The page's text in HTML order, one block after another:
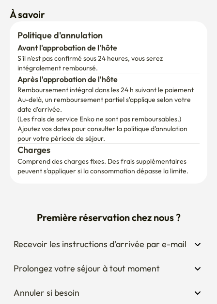
À savoir
Politique d'annulation
Avant l'approbation de l'hôte
S'il n'est pas confirmé sous 24 heures, vous serez
intégralement remboursé.
Après l'approbation de l'hôte
Remboursement intégral dans les 24 h suivant le paiement
Au-delà, un remboursement partiel s'applique selon votre
date d'arrivée.
(Les frais de service Enko ne sont pas remboursables.)
Ajoutez vos dates pour consulter la politique d'annulation
pour votre période de séjour.
Charges
Comprend des charges fixes. Des frais supplémentaires
peuvent s'appliquer si la consommation dépasse la limite.
Première réservation chez nous ?
Recevoir les instructions d'arrivée par e-mail
Prolongez votre séjour à tout moment
Annuler si besoin